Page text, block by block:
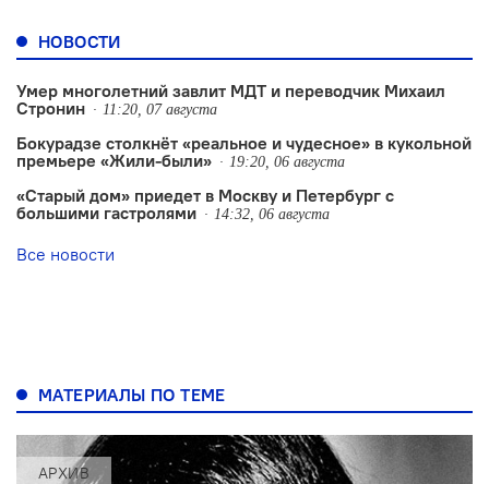
НОВОСТИ
Умер многолетний завлит МДТ и переводчик Михаил
Стронин
11:20, 07 августа
Бокурадзе столкнëт «реальное и чудесное» в кукольной
премьере «Жили-были»
19:20, 06 августа
«Старый дом» приедет в Москву и Петербург с
большими гастролями
14:32, 06 августа
Все новости
МАТЕРИАЛЫ ПО ТЕМЕ
АРХИВ